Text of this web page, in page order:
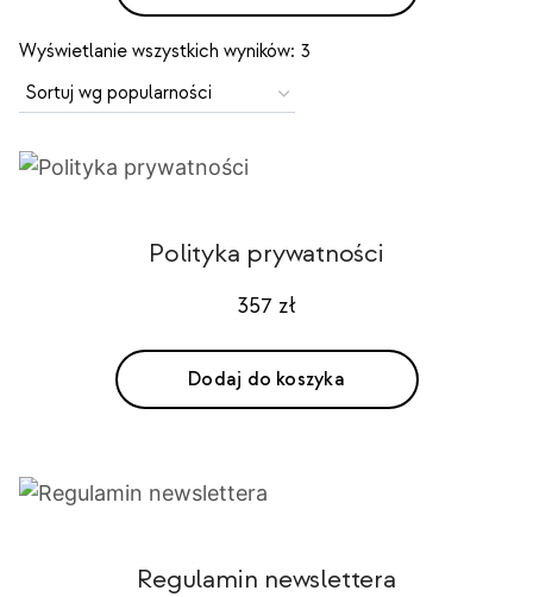
Wyświetlanie wszystkich wyników: 3
Polityka prywatności
357 zł
Dodaj do koszyka
Regulamin newslettera